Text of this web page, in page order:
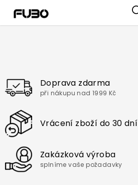
obsah
Doprava zdarma
při nákupu nad 1999 Kč
Vrácení zboží do 30 dní
Zakázková výroba
splníme vaše požadavky